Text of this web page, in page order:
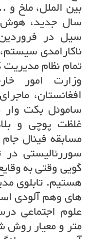
بین الملل، ملخ
سال جدید،
سیل در
ناکارامدی
تمام نظام
وزارت امور
افغانستان،
ساموئل بکت وار
غلظت پوچی و
مسابقه فینال
سوررئالیستی
گویی وقتی به
هستیم. تابلوی
های وهم آلودی
علوم اجتماعی
متر و معیار